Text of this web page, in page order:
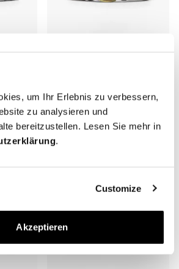
um Ihr Erlebnis zu verbessern,
zu analysieren und
bereitzustellen. Lesen Sie mehr in
.
Customize
Akzeptieren
Braunes Wildleder Breit Geflochten
140 EUR